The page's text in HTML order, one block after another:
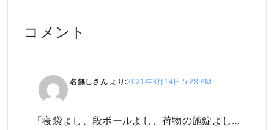
コメント
名無しさん より:2021年3月14日 5:28 PM
「寝袋よし、段ボールよし、荷物の施錠よし…